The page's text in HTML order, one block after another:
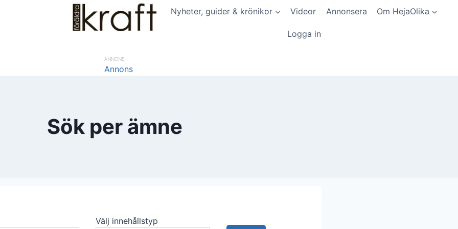
Nyheter, guider & krönikor Videor Annonsera Om HejaOlika
Logga in
ANNONS
Sök per ämne
Välj innehållstyp